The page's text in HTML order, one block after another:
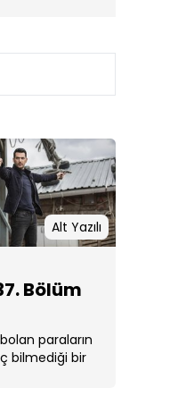
Alt Yazılı
Bölüm
paraların
bilmediği bir